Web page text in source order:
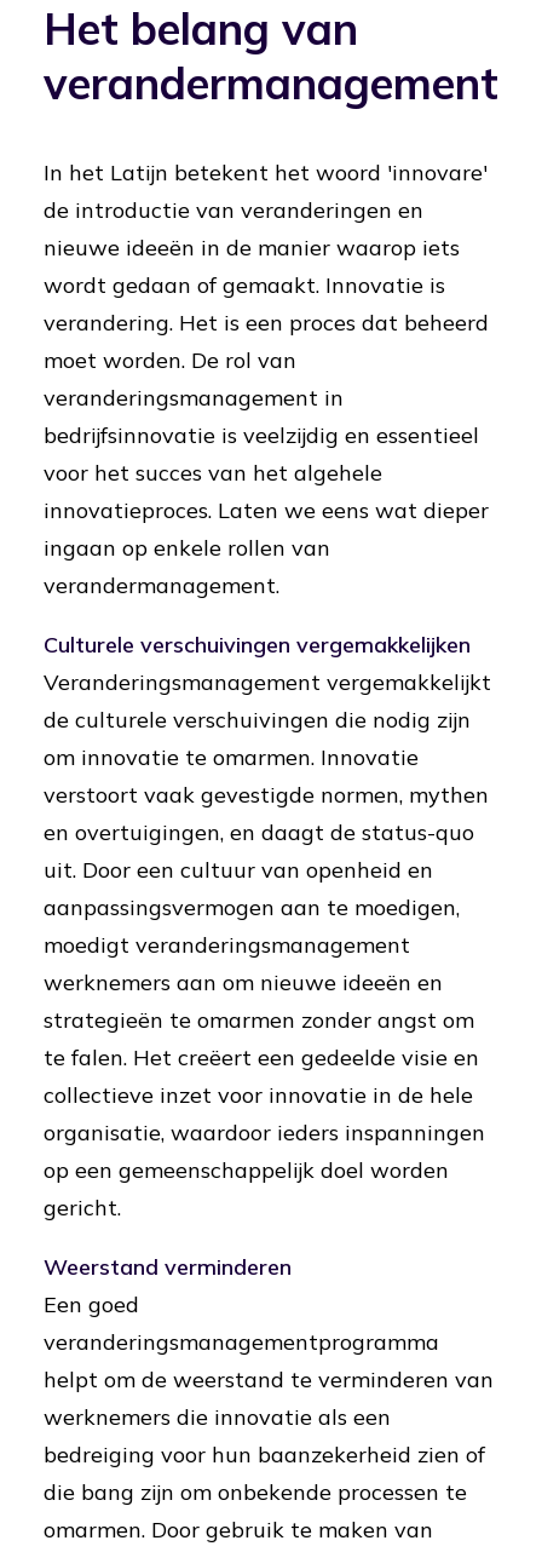
Het belang van
verandermanagement
In het Latijn betekent het woord 'innovare'
de introductie van veranderingen en
nieuwe ideeën in de manier waarop iets
wordt gedaan of gemaakt. Innovatie is
verandering. Het is een proces dat beheerd
moet worden. De rol van
veranderingsmanagement in
bedrijfsinnovatie is veelzijdig en essentieel
voor het succes van het algehele
innovatieproces. Laten we eens wat dieper
ingaan op enkele rollen van
verandermanagement.
Culturele verschuivingen vergemakkelijken
Veranderingsmanagement vergemakkelijkt
de culturele verschuivingen die nodig zijn
om innovatie te omarmen. Innovatie
verstoort vaak gevestigde normen, mythen
en overtuigingen, en daagt de status-quo
uit. Door een cultuur van openheid en
aanpassingsvermogen aan te moedigen,
moedigt veranderingsmanagement
werknemers aan om nieuwe ideeën en
strategieën te omarmen zonder angst om
te falen. Het creëert een gedeelde visie en
collectieve inzet voor innovatie in de hele
organisatie, waardoor ieders inspanningen
op een gemeenschappelijk doel worden
gericht.
Weerstand verminderen
Een goed
veranderingsmanagementprogramma
helpt om de weerstand te verminderen van
werknemers die innovatie als een
bedreiging voor hun baanzekerheid zien of
die bang zijn om onbekende processen te
omarmen. Door gebruik te maken van